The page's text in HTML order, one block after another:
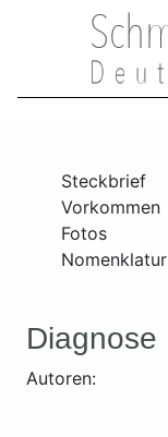
Steckbrief
Vorkommen
Fotos
Nomenklatur
Diagnose
Autoren: